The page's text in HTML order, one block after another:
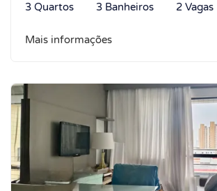
3 Quartos 3 Banheiros 2 Vagas
Mais informações